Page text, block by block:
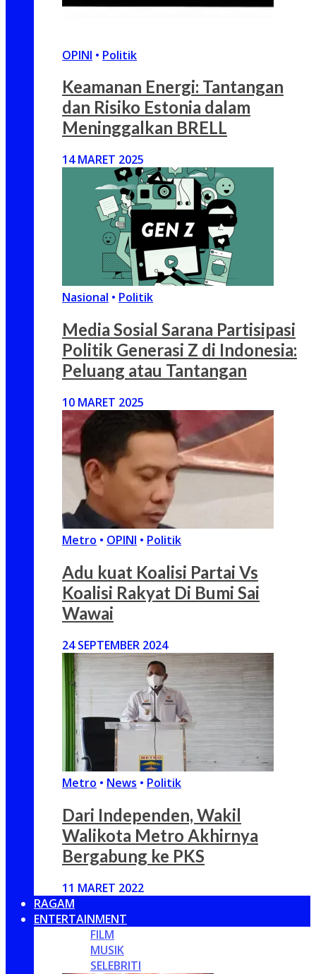
OPINI • Politik
Keamanan Energi: Tantangan
dan Risiko Estonia dalam
Meninggalkan BRELL
14 MARET 2025
Nasional • Politik
Media Sosial Sarana Partisipasi
Politik Generasi Z di Indonesia:
Peluang atau Tantangan
10 MARET 2025
Metro • OPINI • Politik
Adu kuat Koalisi Partai Vs
Koalisi Rakyat Di Bumi Sai
Wawai
24 SEPTEMBER 2024
Metro • News • Politik
Dari Independen, Wakil
Walikota Metro Akhirnya
Bergabung ke PKS
11 MARET 2022
RAGAM
ENTERTAINMENT
FILM
MUSIK
SELEBRITI